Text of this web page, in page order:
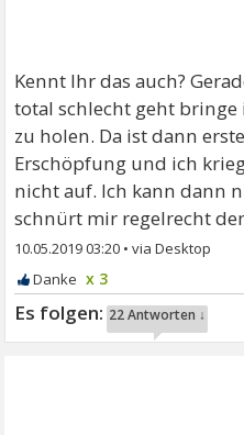
Kennt Ihr das auch?
total schlecht geht
zu holen. Da ist dann
Erschöpfung und ich
nicht auf. Ich kann dann
schnürt mir regelrecht
10.05.2019 03:20 •
x 3
22 Antworten ↓